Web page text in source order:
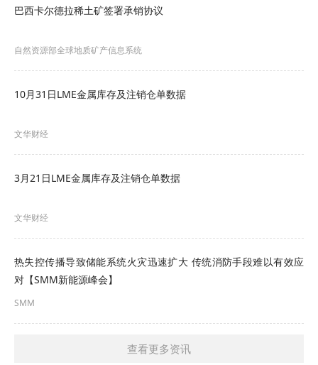
巴西卡尔德拉稀土矿签署承销协议
自然资源部全球地质矿产信息系统
10月31日LME金属库存及注销仓单数据
文华财经
3月21日LME金属库存及注销仓单数据
文华财经
热失控传播导致储能系统火灾迅速扩大 传统消防手段难以有效应
对【SMM新能源峰会】
SMM
查看更多资讯